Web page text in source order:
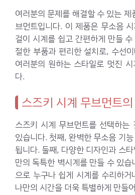
여러분의 문제를 해결할 수 있는
브먼트입니다. 이 제품은 무소음
걸이 시계를 쉽고 간편하게 만들
절한 부품과 편리한 설치로, 수선
여러분의 원하는 스타일로 멋진
다.
스즈키 시계 무브먼트
스즈키 시계 무브먼트를 선택하는
있습니다. 첫째, 완벽한 무소음 기
됩니다. 둘째, 다양한 디자인과 스
만의 독특한 벽시계를 만들 수 있
으로 누구나 쉽게 시계를 수리하
나만의 시간을 더욱 특별하게 만들